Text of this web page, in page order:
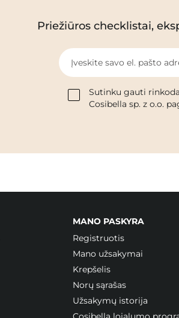
Priežiūros checklistai,
Įveskite savo el. pašto
Sutinku gauti
Cosibella sp. z o.o.
MANO PASKYRA
Registruotis
Mano užsakymai
Krepšelis
Norų sąrašas
Užsakymų istorija